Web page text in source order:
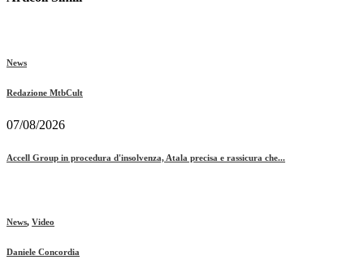
News
Redazione MtbCult
07/08/2026
Accell Group in procedura d'insolvenza, Atala precisa e rassicura che...
News, Video
Daniele Concordia